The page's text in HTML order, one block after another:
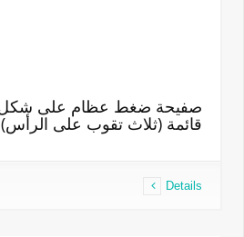
قائمة (ثلاث تقوب على الرأس)
Details